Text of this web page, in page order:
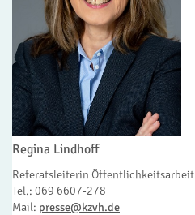
Regina Lindhoff
Referatsleiterin Öffentlichkeitsarbeit
Tel.: 069 6607-278
Mail: presse@kzvh.de